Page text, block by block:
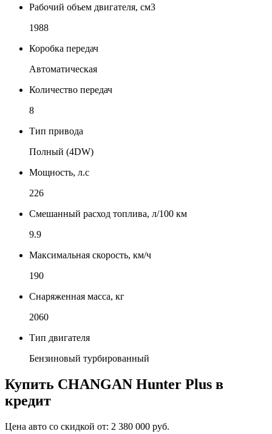
Рабочий объем двигателя, см3
1988
Коробка передач
Автоматическая
Количество передач
8
Тип привода
Полный (4DW)
Мощность, л.с
226
Смешанный расход топлива, л/100 км
9.9
Максимальная скорость, км/ч
190
Снаряженная масса, кг
2060
Тип двигателя
Бензиновый турбированный
Купить CHANGAN Hunter Plus в
кредит
Цена авто со скидкой от: 2 380 000 руб.